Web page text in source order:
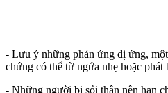
- Lưu ý những phản ứng dị ứng,
chứng có thể từ ngứa nhẹ hoặc
- Những người bị sỏi thận nên hạn